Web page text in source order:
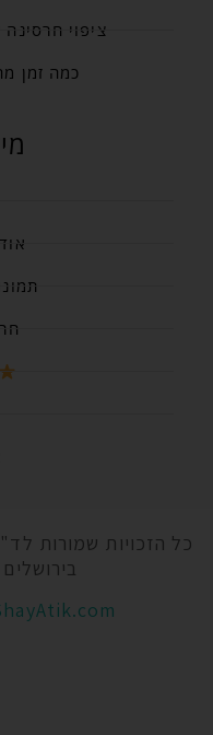
ציפוי חרסינה
כמה זמן
כל הזכויות שמורות
בירושלים |
ShayAtik.com